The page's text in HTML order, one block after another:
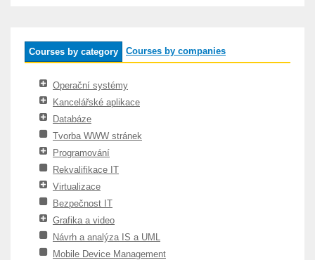
Courses by category Courses by companies
Operační systémy
Kancelářské aplikace
Databáze
Tvorba WWW stránek
Programování
Rekvalifikace IT
Virtualizace
Bezpečnost IT
Grafika a video
Návrh a analýza IS a UML
Mobile Device Management